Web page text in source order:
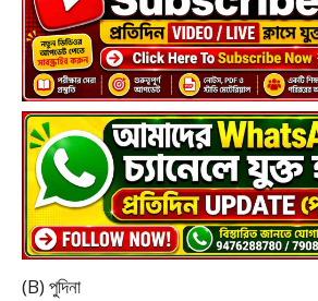
(B) পুদিনা